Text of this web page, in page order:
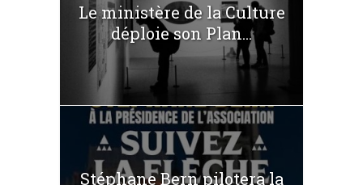
Le ministère de la Culture
déploie son Plan...
Stéphane Bern pilotera la